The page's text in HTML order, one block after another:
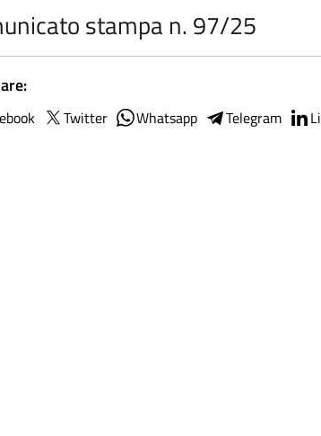
stampa n. 97/25
Twitter Whatsapp Telegram